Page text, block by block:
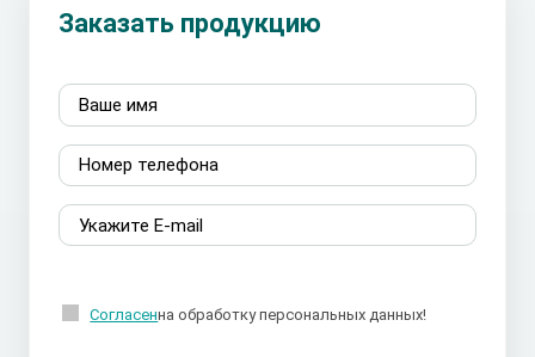
Заказать продукцию
Согласенна обработку персональных данных!